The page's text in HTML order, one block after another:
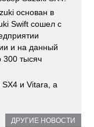
основан в
Swift сошел с
и на данный
300 тысяч
и Vitara, а
ДРУГИЕ НОВОСТИ